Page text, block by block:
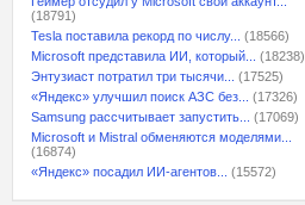
(18791)
Tesla поставила рекорд по числу...
(18566)
Microsoft представила ИИ, который...
(18238)
Энтузиаст потратил три тысячи...
(17525)
«Яндекс» улучшил поиск АЗС без...
(17326)
Samsung рассчитывает запустить...
(17069)
Microsoft и Mistral обменяются моделями...
(16874)
«Яндекс» посадил ИИ-агентов...
(15572)